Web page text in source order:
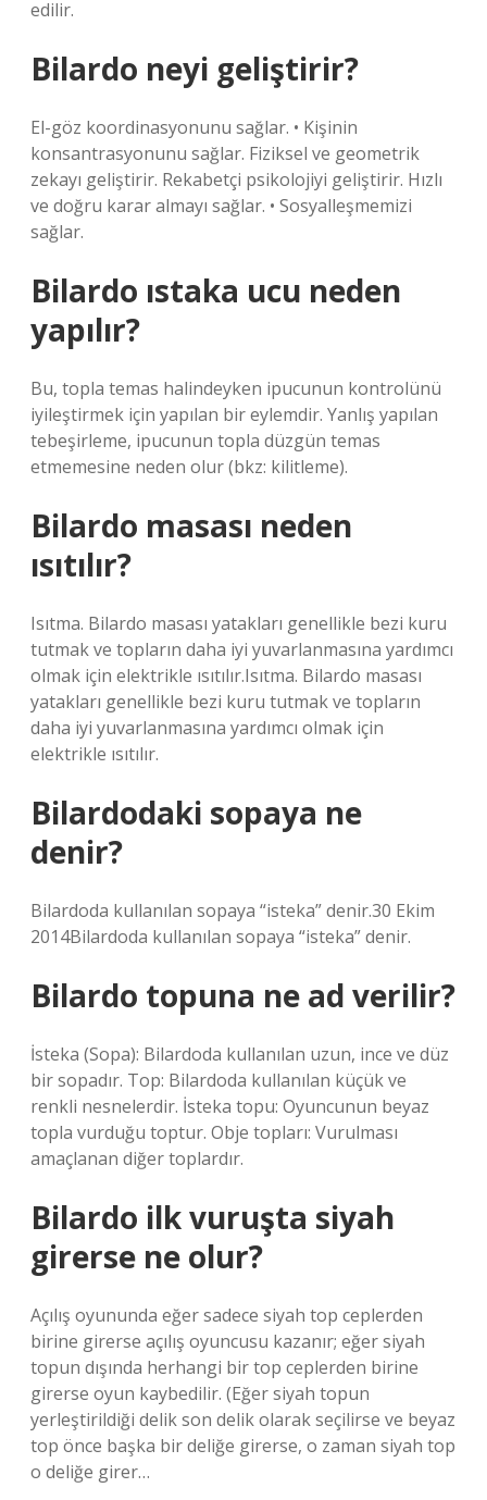
edilir.
Bilardo neyi geliştirir?
El-göz koordinasyonunu sağlar. • Kişinin
konsantrasyonunu sağlar. Fiziksel ve geometrik
zekayı geliştirir. Rekabetçi psikolojiyi geliştirir. Hızlı
ve doğru karar almayı sağlar. • Sosyalleşmemizi
sağlar.
Bilardo ıstaka ucu neden
yapılır?
Bu, topla temas halindeyken ipucunun kontrolünü
iyileştirmek için yapılan bir eylemdir. Yanlış yapılan
tebeşirleme, ipucunun topla düzgün temas
etmemesine neden olur (bkz: kilitleme).
Bilardo masası neden
ısıtılır?
Isıtma. Bilardo masası yatakları genellikle bezi kuru
tutmak ve topların daha iyi yuvarlanmasına yardımcı
olmak için elektrikle ısıtılır.Isıtma. Bilardo masası
yatakları genellikle bezi kuru tutmak ve topların
daha iyi yuvarlanmasına yardımcı olmak için
elektrikle ısıtılır.
Bilardodaki sopaya ne
denir?
Bilardoda kullanılan sopaya “isteka” denir.30 Ekim
2014Bilardoda kullanılan sopaya “isteka” denir.
Bilardo topuna ne ad verilir?
İsteka (Sopa): Bilardoda kullanılan uzun, ince ve düz
bir sopadır. Top: Bilardoda kullanılan küçük ve
renkli nesnelerdir. İsteka topu: Oyuncunun beyaz
topla vurduğu toptur. Obje topları: Vurulması
amaçlanan diğer toplardır.
Bilardo ilk vuruşta siyah
girerse ne olur?
Açılış oyununda eğer sadece siyah top ceplerden
birine girerse açılış oyuncusu kazanır; eğer siyah
topun dışında herhangi bir top ceplerden birine
girerse oyun kaybedilir. (Eğer siyah topun
yerleştirildiği delik son delik olarak seçilirse ve beyaz
top önce başka bir deliğe girerse, o zaman siyah top
o deliğe girer…